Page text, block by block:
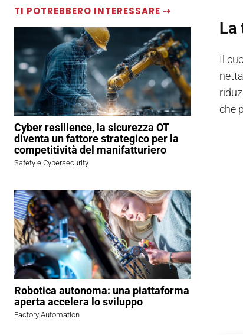
TI POTREBBERO INTERESSARE ⇢
Cyber resilience, la sicurezza OT
diventa un fattore strategico per la
competitività del manifatturiero
Safety e Cybersecurity
Robotica autonoma: una piattaforma
aperta accelera lo sviluppo
Factory Automation
La
Il
che